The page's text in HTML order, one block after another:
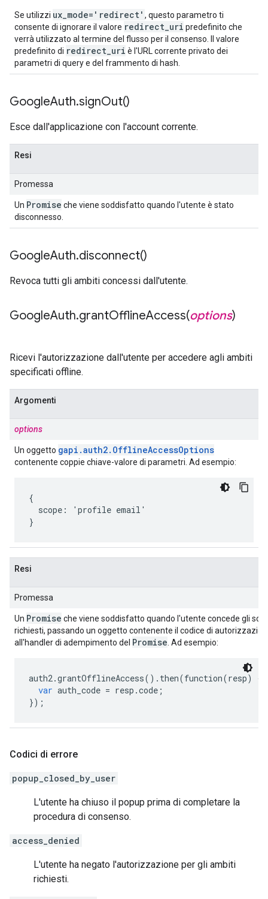
Se utilizzi ux mode='redirect' , questo parametro ti
consente di ignorare il valore redirect uri predefinito che
verrà utilizzato al termine del flusso per il consenso. Il valore
predefinito di redirect uri è l'URL corrente privato dei
parametri di query e del frammento di hash.
GoogleAuth.signOut()
Esce dall'applicazione con l'account corrente.
Resi
Promessa
Un Promise che viene soddisfatto quando l'utente è stato
disconnesso.
GoogleAuth.disconnect()
Revoca tutti gli ambiti concessi dall'utente.
GoogleAuth.grantOfflineAccess(options)
Ricevi l'autorizzazione dall'utente per accedere agli ambiti
specificati offline.
Argomenti
options
Un oggetto gapi .auth2. OfflineAccessOptions
contenente coppie chiave-valore di parametri. Ad esempio:
{
  scope: 'profile email'
}
Resi
Promessa
Un Promise che viene soddisfatto quando l'utente concede gli
richiesti, passando un oggetto contenente il codice di
all'handler di adempimento del Promise . Ad esempio:
auth2.grantOfflineAccess() . then(function(resp)
{
var auth_code = resp .code ;
});
Codici di errore
popup_closed_by_user
L'utente ha chiuso il popup prima di completare la
procedura di consenso.
access_denied
L'utente ha negato l'autorizzazione per gli ambiti
richiesti.